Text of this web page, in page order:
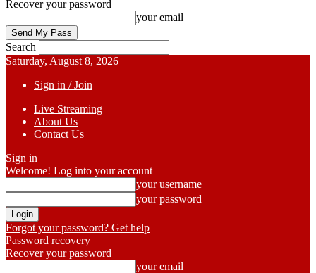
Recover your password
your email
Search
Saturday, August 8, 2026
Sign in / Join
Live Streaming
About Us
Contact Us
Sign in
Welcome! Log into your account
your username
your password
Forgot your password? Get help
Password recovery
Recover your password
your email